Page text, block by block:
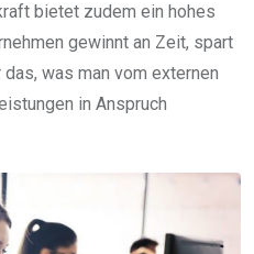
bietet zudem ein hohes
gewinnt an Zeit, spart
was man vom externen
in Anspruch